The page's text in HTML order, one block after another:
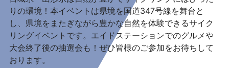
りの環境！本イベントは県境を国道347号線を舞台と
し、県境をまたぎながら豊かな自然を体験できるサイク
リングイベントです。エイドステーションでのグルメや
大会終了後の抽選会も！ぜひ皆様のご参加をお待ちして
おります。